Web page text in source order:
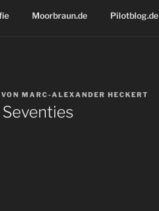
Moorbraun.de Pilotblog.de
VON MARC-ALEXANDER HECKERT